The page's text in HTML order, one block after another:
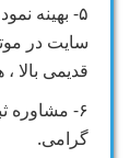
۵- بهینه
سایت در
قدیمی بالا
۶- مشاوره
گرامی.